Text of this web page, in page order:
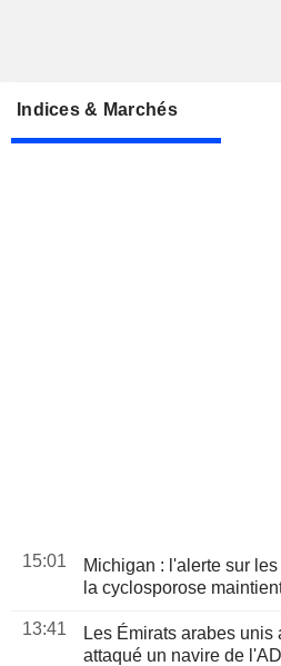
Indices & Marchés
15:01
Michigan : l'alerte sur
la cyclosporose
13:41
Les Émirats arabes unis
attaqué un navire de